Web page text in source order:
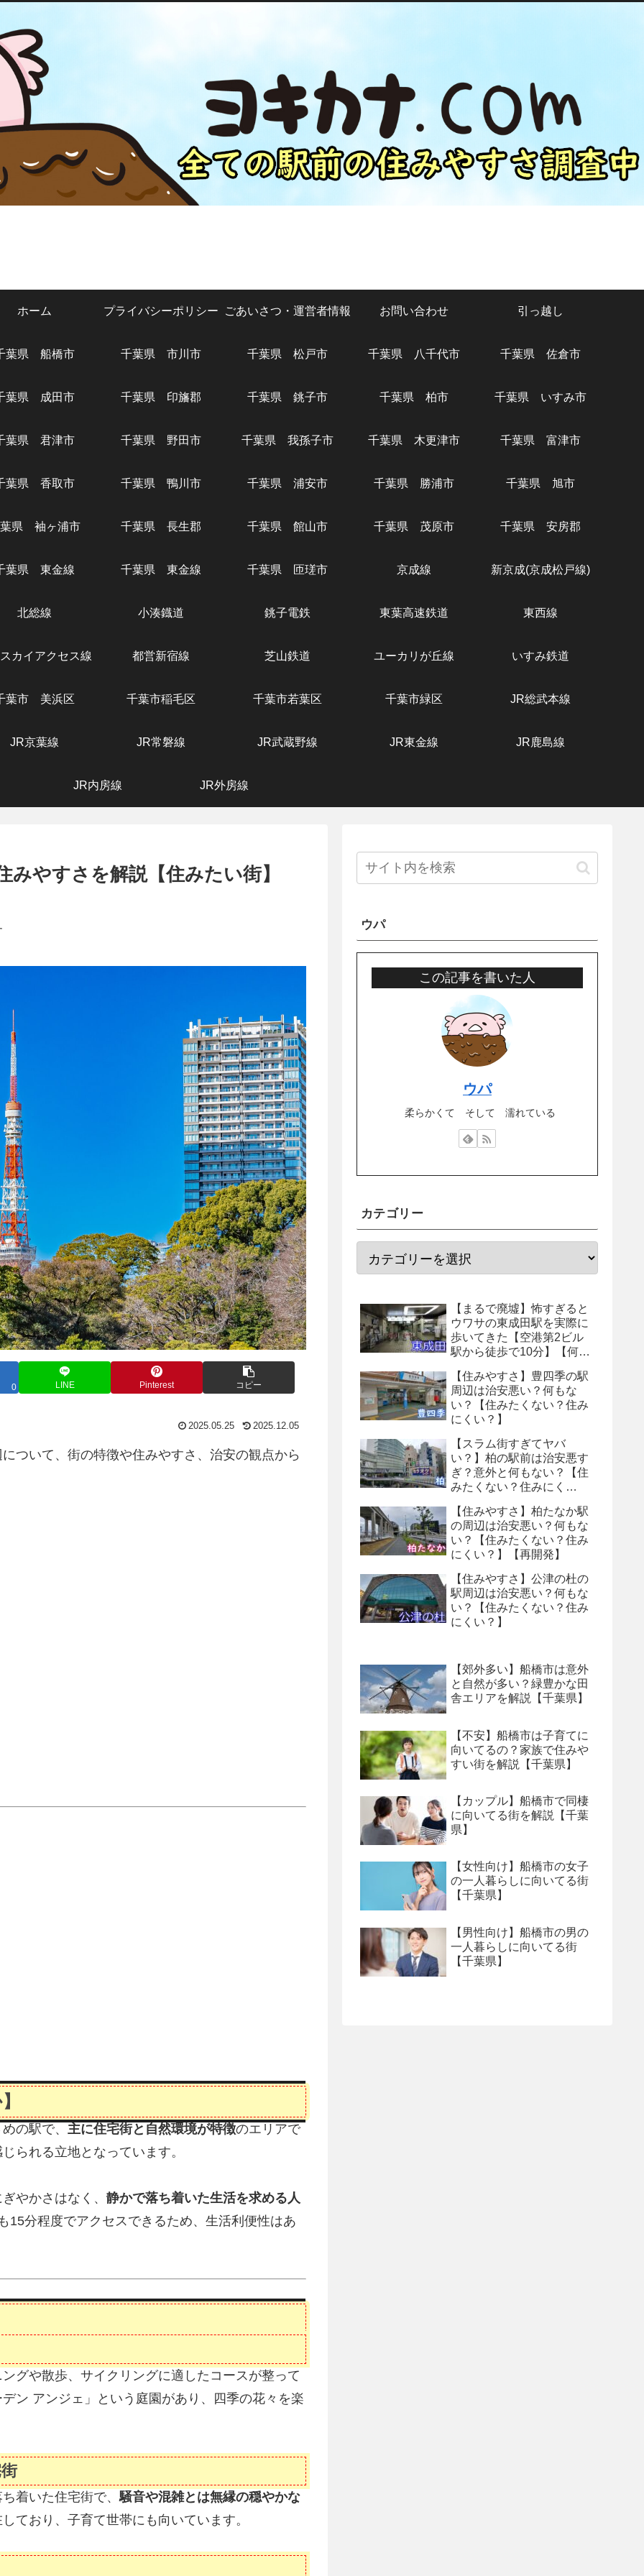
ホーム プライバシーポリシー ごあいさつ・運営者情報 お問い合わせ 引っ越し
葉県 船橋市 千葉県 市川市 千葉県 松戸市 千葉県 八千代市 千葉県 佐倉市
葉県 成田市 千葉県 印旛郡 千葉県 銚子市 千葉県 柏市 千葉県 いすみ市
葉県 君津市 千葉県 野田市 千葉県 我孫子市 千葉県 木更津市 千葉県 富津市
葉県 香取市 千葉県 鴨川市 千葉県 浦安市 千葉県 勝浦市 千葉県 旭市
県 袖ヶ浦市 千葉県 長生郡 千葉県 館山市 千葉県 茂原市 千葉県 安房郡
葉県 東金線 千葉県 東金線 千葉県 匝瑳市 京成線 新京成(京成松戸線)
北総線 小湊鐡道 銚子電鉄 東葉高速鉄道 東西線
カイアクセス線 都営新宿線 芝山鉄道 ユーカリが丘線 いすみ鉄道
葉市 美浜区 千葉市稲毛区 千葉市若葉区 千葉市緑区 JR総武本線
JR京葉線 JR常磐線 JR武蔵野線 JR東金線 JR鹿島線
JR内房線 JR外房線
やすさを解説【住みたい街】
0 LINE Pinterest コピー
2025.05.25 2025.12.05
ついて、街の特徴や住みやすさ、治安の観点から
の駅で、 主に住宅街と自然環境が特徴のエリアで
られる立地となっています。
やかさはなく、 静かで落ち着いた生活を求める人
15分程度でアクセスできるため、生活利便性はあ
グや散歩、サイクリングに適したコースが整って
ン アンジェ」という庭園があり、四季の花々を楽
着いた住宅街で、騒音や混雑とは無縁の穏やかな
ており、子育て世帯にも向いています。
ウパ
この記事を書いた人
ウパ
柔らかくて そして 濡れている
カテゴリー
【まるで廃墟】怖すぎると
ウワサの東成田駅を実際に
歩いてきた【空港第2ビル
駅から徒歩で10分】【何も
出口】
【住みやすさ】豊四季の駅
周辺は治安悪い？何もな
い？【住みたくない？住み
にくい？】
【スラム街すぎてヤバ
い？】柏の駅前は治安悪す
ぎ？意外と何もない？【住
みたくない？住みにく
【住みやすさ】柏たなか駅
の周辺は治安悪い？何もな
い？【住みたくない？住み
にくい？】【再開発】
【住みやすさ】公津の杜の
駅周辺は治安悪い？何もな
い？【住みたくない？住み
にくい？】
【郊外多い】船橋市は意外
と自然が多い？緑豊かな田
舎エリアを解説【千葉県】
【不安】船橋市は子育てに
向いてるの？家族で住みや
すい街を解説【千葉県】
【カップル】船橋市で同棲
に向いてる街を解説【千葉
県】
【女性向け】船橋市の女子
の一人暮らしに向いてる街
【千葉県】
【男性向け】船橋市の男の
一人暮らしに向いてる街
【千葉県】